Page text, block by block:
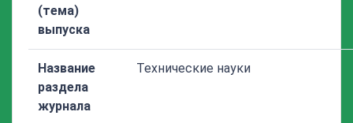
(тема)
выпуска
Название
раздела
журнала
Технические науки